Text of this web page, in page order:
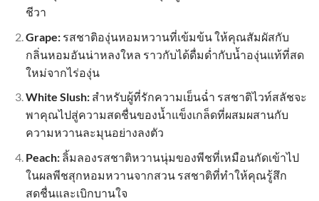
ชีวา
Grape:รสชาติองุ่นหอมหวานที่เข้มข้น ให้คุณสัมผัสกับ
กลิ่นหอมอันน่าหลงใหล ราวกับได้ดื่มด่ำกับน้ำองุ่นแท้ที่สด
ใหม่จากไร่องุ่น
White Slush:สำหรับผู้ที่รักความเย็นฉ่ำ รสชาติไวท์สลัชจะ
พาคุณไปสู่ความสดชื่นของน้ำแข็งเกล็ดที่ผสมผสานกับ
ความหวานละมุนอย่างลงตัว
Peach:ลิ้มลองรสชาติหวานนุ่มของพีชที่เหมือนกัดเข้าไป
ในผลพีชสุกหอมหวานจากสวน รสชาติที่ทำให้คุณรู้สึก
สดชื่นและเบิกบานใจ